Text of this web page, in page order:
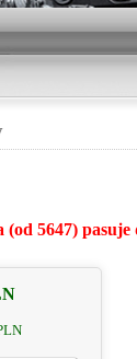
(od 5647) pasuje